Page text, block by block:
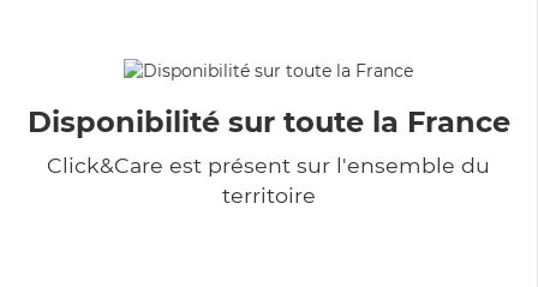
Disponibilité sur toute la France
Click&Care est présent sur l'ensemble du
territoire